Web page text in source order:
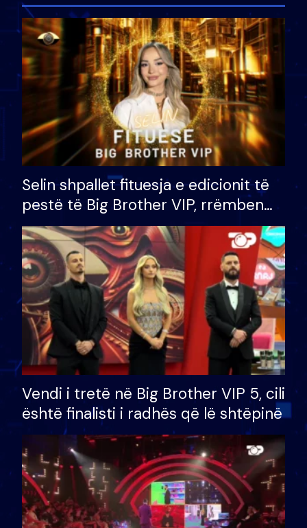
Selin shpallet fituesja e edicionit të
pestë të Big Brother VIP, rrëmben
çmimin e madh prej 100 mijë eurosh
Vendi i tretë në Big Brother VIP 5, cili
është finalisti i radhës që lë shtëpinë